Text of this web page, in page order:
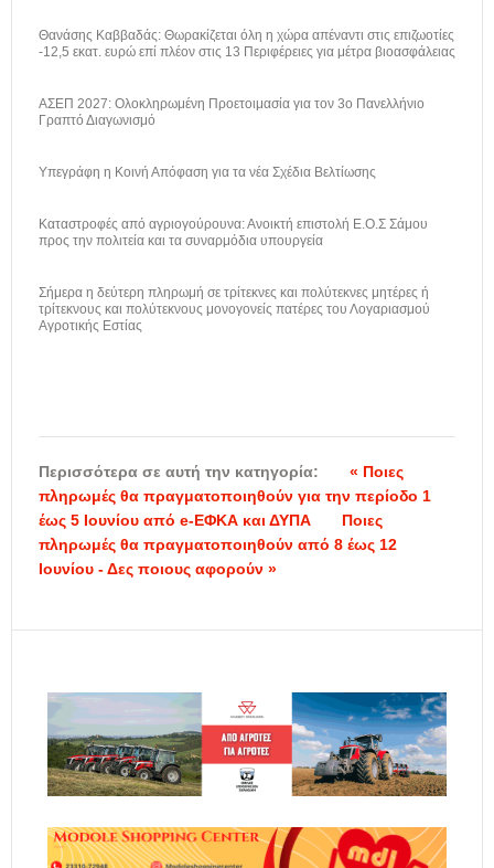
Θανάσης Καββαδάς: Θωρακίζεται όλη η χώρα απέναντι στις επιζωοτίες
-12,5 εκατ. ευρώ επί πλέον στις 13 Περιφέρειες για μέτρα βιοασφάλειας
ΑΣΕΠ 2027: Ολοκληρωμένη Προετοιμασία για τον 3ο Πανελλήνιο
Γραπτό Διαγωνισμό
Υπεγράφη η Κοινή Απόφαση για τα νέα Σχέδια Βελτίωσης
Καταστροφές από αγριογούρουνα: Ανοικτή επιστολή Ε.Ο.Σ Σάμου
προς την πολιτεία και τα συναρμόδια υπουργεία
Σήμερα η δεύτερη πληρωμή σε τρίτεκνες και πολύτεκνες μητέρες ή
τρίτεκνους και πολύτεκνους μονογονείς πατέρες του Λογαριασμού
Αγροτικής Εστίας
Περισσότερα σε αυτή την κατηγορία:
« Ποιες
πληρωμές θα πραγματοποιηθούν για την περίοδο 1
έως 5 Iουνίου από e-ΕΦΚΑ και ΔΥΠΑ
Ποιες
πληρωμές θα πραγματοποιηθούν από 8 έως 12
Ιουνίου - Δες ποιους αφορούν »